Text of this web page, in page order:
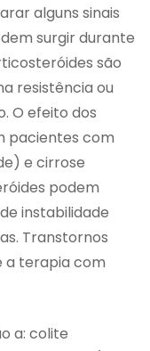
alguns sinais
surgir durante
são
resistência ou
O efeito dos
pacientes com
e cirrose
podem
instabilidade
Transtornos
a terapia com
a: colite